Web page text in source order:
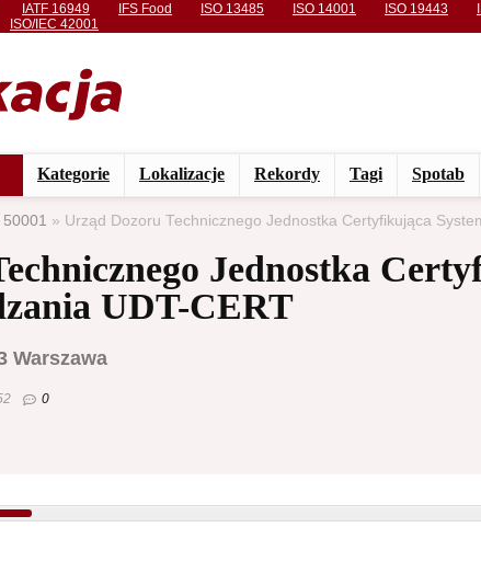
IATF 16949 IFS Food ISO 13485 ISO 14001 ISO 19443
ISO/IEC 42001
Kategorie Lokalizacje Rekordy Tagi Spotab
50001 » Urząd Dozoru Technicznego Jednostka Certyfikująca
Jednostka
UDT-CERT
Warszawa
0